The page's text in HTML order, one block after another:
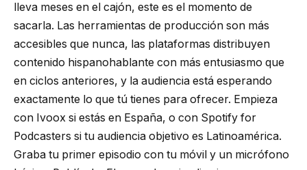
lleva meses en el cajón, este es el momento de
sacarla. Las herramientas de producción son más
accesibles que nunca, las plataformas distribuyen
contenido hispanohablante con más entusiasmo que
en ciclos anteriores, y la audiencia está esperando
exactamente lo que tú tienes para ofrecer. Empieza
con Ivoox si estás en España, o con Spotify for
Podcasters si tu audiencia objetivo es Latinoamérica.
Graba tu primer episodio con tu móvil y un micrófono